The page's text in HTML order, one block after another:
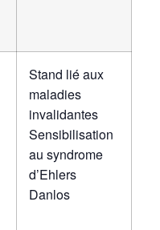
Stand lié aux
maladies
invalidantes
Sensibilisation
au syndrome
d’Ehlers
Danlos